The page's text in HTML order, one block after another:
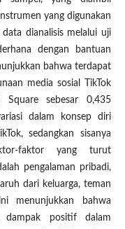
yang digunakan
dianalisis melalui uji
dengan bantuan
bahwa terdapat
media sosial TikTok
sebesar 0,435
dalam konsep diri
sedangkan sisanya
faktor yang turut
pengalaman pribadi,
dari keluarga, teman
menunjukkan bahwa
dampak positif dalam